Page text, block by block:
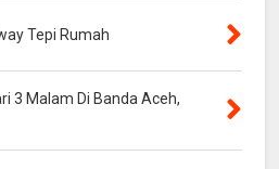
Tepi Rumah
3 Malam Di Banda Aceh,